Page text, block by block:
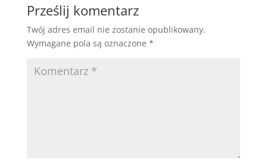
Prześlij komentarz
Twój adres email nie zostanie opublikowany.
Wymagane pola są oznaczone *